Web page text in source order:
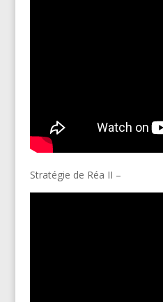
Stratégie de Réa II –